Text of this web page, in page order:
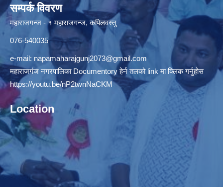
सम्पर्क विवरण
महाराजगन्ज - १ महाराजगन्ज, कपिलवस्तु
076-540035
e-mail: napamaharajgunj2073@gmail.com
महाराजगंज नगरपालिका Documentory हेर्न तलको link मा क्लिक गर्नुहोस
https://youtu.be/nP2twnNaCKM
Location